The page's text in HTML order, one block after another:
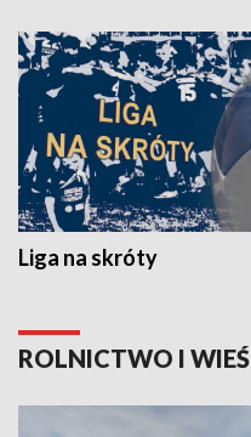
Liga na skróty
ROLNICTWO I WIEŚ